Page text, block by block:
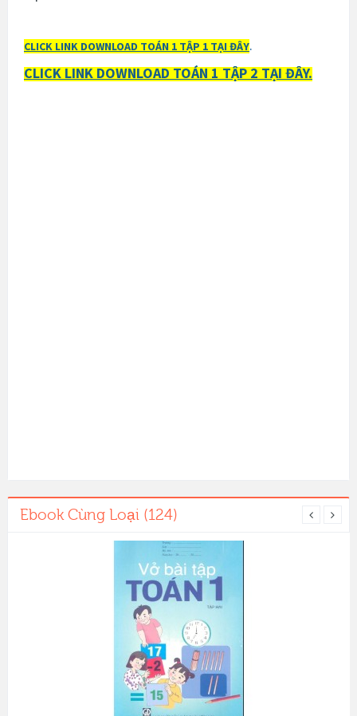
CLICK LINK DOWNLOAD TOÁN 1 TẬP 1 TẠI ĐÂY.
CLICK LINK DOWNLOAD TOÁN 1 TẬP 2 TẠI ĐÂY.
Ebook Cùng Loại (124)